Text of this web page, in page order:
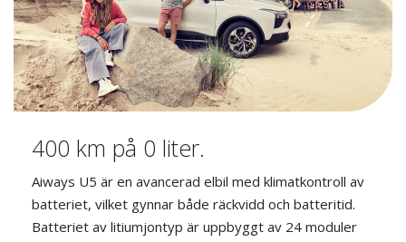
400 km på 0 liter.
Aiways U5 är en avancerad elbil med klimatkontroll av
batteriet, vilket gynnar både räckvidd och batteritid.
Batteriet av litiumjontyp är uppbyggt av 24 moduler